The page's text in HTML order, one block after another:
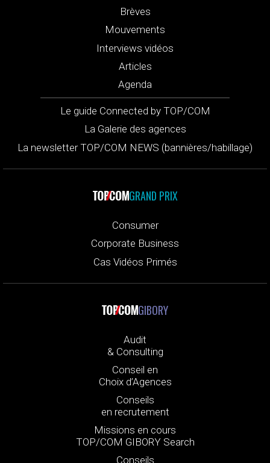
Brèves
Mouvements
Interviews vidéos
Articles
Agenda
Le guide Connected by TOP/COM
La Galerie des agences
La newsletter TOP/COM NEWS (bannières/habillage)
GRAND PRIX
Consumer
Corporate Business
Cas Vidéos Primés
GIBORY
Audit
& Consulting
Conseil en
Choix d’Agences
Conseils
en recrutement
Missions en cours
TOP/COM GIBORY Search
Conseils